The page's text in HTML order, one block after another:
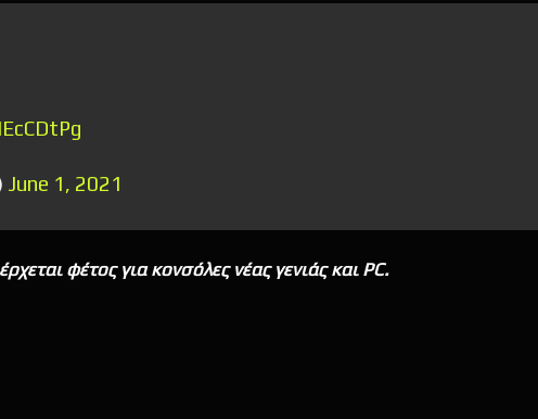
June 1, 2021
φέτος για κονσόλες νέας γενιάς και PC.